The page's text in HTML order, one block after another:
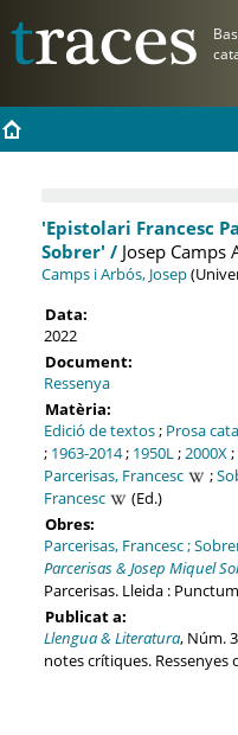
'Epistolari Francesc
Sobrer' /Josep Camps
Camps i Arbós, Josep
Data:
2022
Document:
Ressenya
Matèria:
Edició de textos; Prosa
; 1963-2014; 1950L;2000X;
Parcerisas, Francesc
;
Francesc
(Ed.)
Obres:
Parcerisas, Francesc ;
Parcerisas & Josep Miquel
Parcerisas. Lleida :
Publicat a:
Llengua & Literatura, Núm.
notes crítiques. Ressenyes